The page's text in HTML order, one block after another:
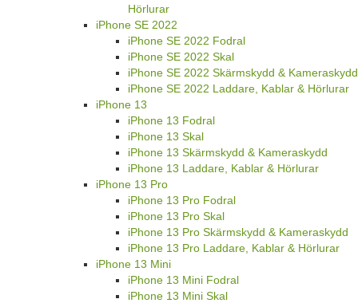
Hörlurar
iPhone SE 2022
iPhone SE 2022 Fodral
iPhone SE 2022 Skal
iPhone SE 2022 Skärmskydd & Kameraskydd
iPhone SE 2022 Laddare, Kablar & Hörlurar
iPhone 13
iPhone 13 Fodral
iPhone 13 Skal
iPhone 13 Skärmskydd & Kameraskydd
iPhone 13 Laddare, Kablar & Hörlurar
iPhone 13 Pro
iPhone 13 Pro Fodral
iPhone 13 Pro Skal
iPhone 13 Pro Skärmskydd & Kameraskydd
iPhone 13 Pro Laddare, Kablar & Hörlurar
iPhone 13 Mini
iPhone 13 Mini Fodral
iPhone 13 Mini Skal